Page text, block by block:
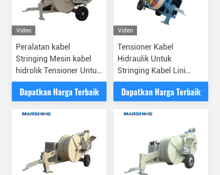
Video
Peralatan kabel
Stringing Mesin kabel
hidrolik Tensioner Untuk
konstruksi jalur
transmisi
Dapatkan Harga Terbaik
Video
Tensioner Kabel
Hidraulik Untuk
Stringing Kabel Lini
Transmisi Aerial
Dapatkan Harga Terbaik